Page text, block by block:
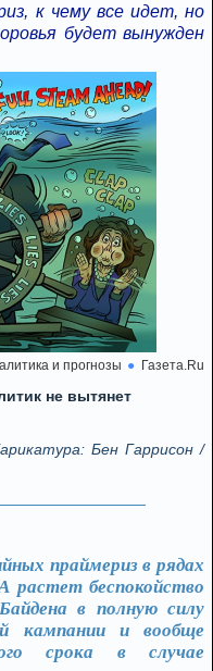
к чему все идет, но
будет вынужден
и прогнозы Газета.Ru
не вытянет
Бен Гаррисон /
праймериз в рядах
беспокойство
в полную силу
кампании и вообще
срока в случае